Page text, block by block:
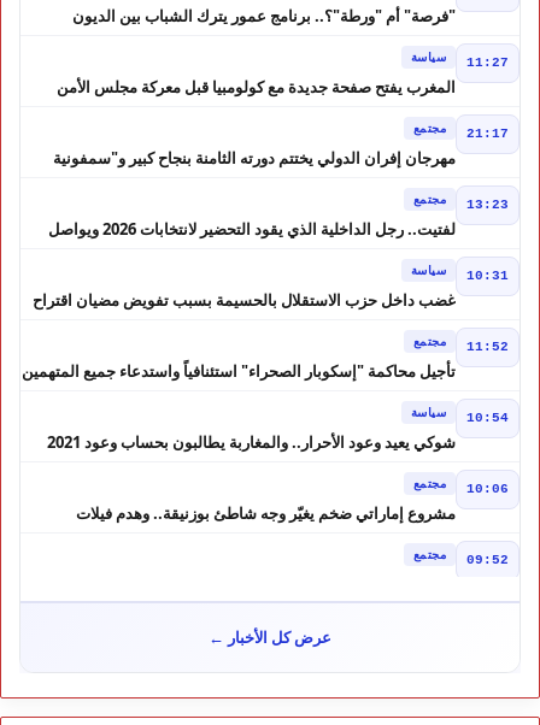
"فرصة" أم "ورطة"؟.. برنامج عمور يترك الشباب بين الديون
11:27 سياسة
المغرب يفتح صفحة جديدة مع كولومبيا قبل معركة مجلس الأمن
21:17 مجتمع
مهرجان إفران الدولي يختتم دورته الثامنة بنجاح كبير و"سمفونية
13:23 مجتمع
لفتيت.. رجل الداخلية الذي يقود التحضير لانتخابات 2026 ويواصل
10:31 سياسة
غضب داخل حزب الاستقلال بالحسيمة بسبب تفويض مضيان اقتراح
11:52 مجتمع
تأجيل محاكمة "إسكوبار الصحراء" استئنافياً واستدعاء جميع المتهمين
10:54 سياسة
شوكي يعيد وعود الأحرار.. والمغاربة يطالبون بحساب وعود 2021
10:06 مجتمع
مشروع إماراتي ضخم يغيّر وجه شاطئ بوزنيقة.. وهدم فيلات
09:52 مجتمع
الضحايا
المغرب
09:43 خارج الحدود
عرض كل الأخبار ←